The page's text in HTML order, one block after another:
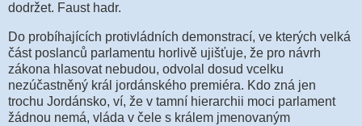
dodržet. Faust hadr.
Do probíhajících protivládních demonstrací, ve kterých velká
část poslanců parlamentu horlivě ujišťuje, že pro návrh
zákona hlasovat nebudou, odvolal dosud vcelku
nezúčastněný král jordánského premiéra. Kdo zná jen
trochu Jordánsko, ví, že v tamní hierarchii moci parlament
žádnou nemá, vláda v čele s králem jmenovaným